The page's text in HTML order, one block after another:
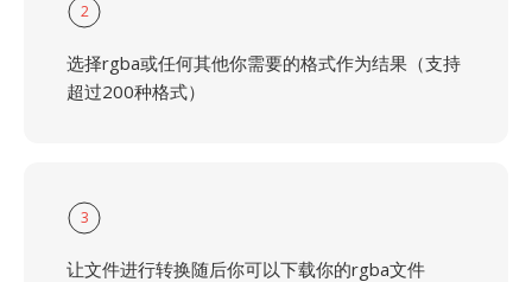
2
选择rgba或任何其他你需要的格式作为结果（支持
超过200种格式）
3
让文件进行转换随后你可以下载你的rgba文件